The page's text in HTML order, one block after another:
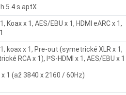
5.4 s aptX
Koax x 1, AES/EBU x 1, HDMI eARC x 1,
koax x 1, Pre-out (symetrické XLR x 1,
RCA x 1), I²S-HDMI x 1, AES/EBU x 1
x 1 (až 3840 x 2160 / 60Hz)